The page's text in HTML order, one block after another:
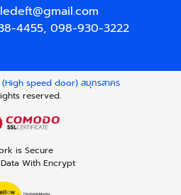
4455, 098-930-3222
(High speed door) สมุทรสาคร
reserved.
is Secure
With Encrypt